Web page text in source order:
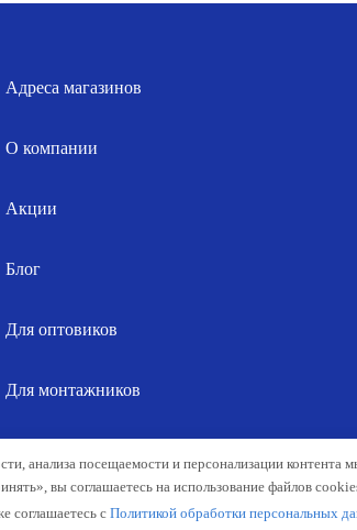
Адреса магазинов
О компании
Акции
Блог
Для оптовиков
Для монтажников
анализа посещаемости и персонализации
вы соглашаетесь на использование файлов
соглашаетесь сПолитикой обработки персональных